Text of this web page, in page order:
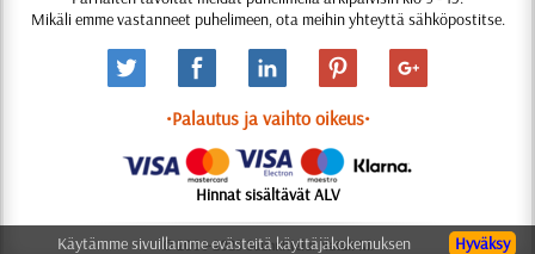
Mikäli emme vastanneet puhelimeen, ota meihin yhteyttä sähköpostitse.
•Palautus ja vaihto oikeus•
Hinnat sisältävät ALV
© 2006-2025 Suunnittelu: Natali M. Hyväksy
Käytämme sivuillamme evästeitä käyttäjäkokemuksen